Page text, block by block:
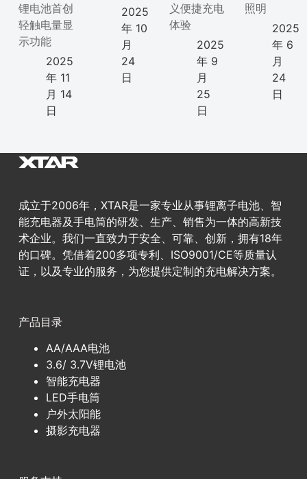
锂电池首创
轻触电量显
示功能
2025
年 11
月 14
日
2025
年 10
月
24
日
义便捷充电
体验
2025
年 9
月
25
日
照明
2025
年 6
月
24
日
成立于2006年，XTAR是一家专业从事锂离子电池、智
能充电器及手电筒的研发、生产、销售为一体的高新技
术企业。我们一直致力于安全、可靠、创新，拥有18年
的口碑。凭借着200多项专利、ISO9001/CE等质量认
证，以及专业的服务，为您提供定制的充电解决方案。
产品目录
AA/AAA电池
3.6/ 3.7V锂电池
智能充电器
LED手电筒
户外太阳能
摄影充电器